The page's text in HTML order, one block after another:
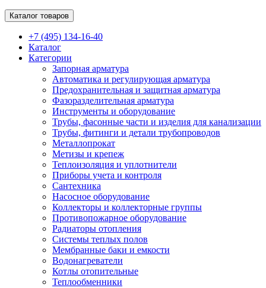
Каталог товаров
+7 (495) 134-16-40
Каталог
Категории
Запорная арматура
Автоматика и регулирующая арматура
Предохранительная и защитная арматура
Фазоразделительная арматура
Инструменты и оборудование
Трубы, фасонные части и изделия для канализации
Трубы, фитинги и детали трубопроводов
Металлопрокат
Метизы и крепеж
Теплоизоляция и уплотнители
Приборы учета и контроля
Сантехника
Насосное оборудование
Коллекторы и коллекторные группы
Противопожарное оборудование
Радиаторы отопления
Системы теплых полов
Мембранные баки и емкости
Водонагреватели
Котлы отопительные
Теплообменники